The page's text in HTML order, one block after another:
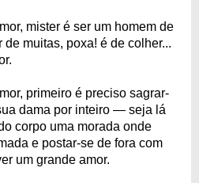
mister é ser um homem de
muitas, poxa! é de colher...
primeiro é preciso sagrar-
dama por inteiro — seja lá
corpo uma morada onde
e postar-se de fora com
um grande amor.